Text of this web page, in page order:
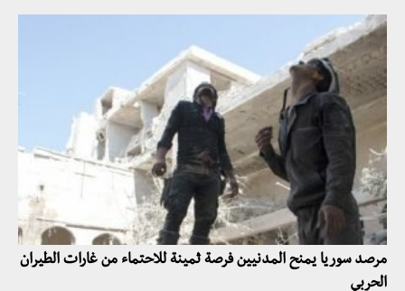
مرصد سوريا يمنح المدنيين فرصة ثمينة للاحتماء من غارات الطيران
الحربي